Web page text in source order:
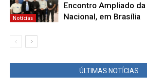
Notícias
Encontro Ampliado da
Nacional, em Brasília
ÚLTIMAS NOTÍCIAS